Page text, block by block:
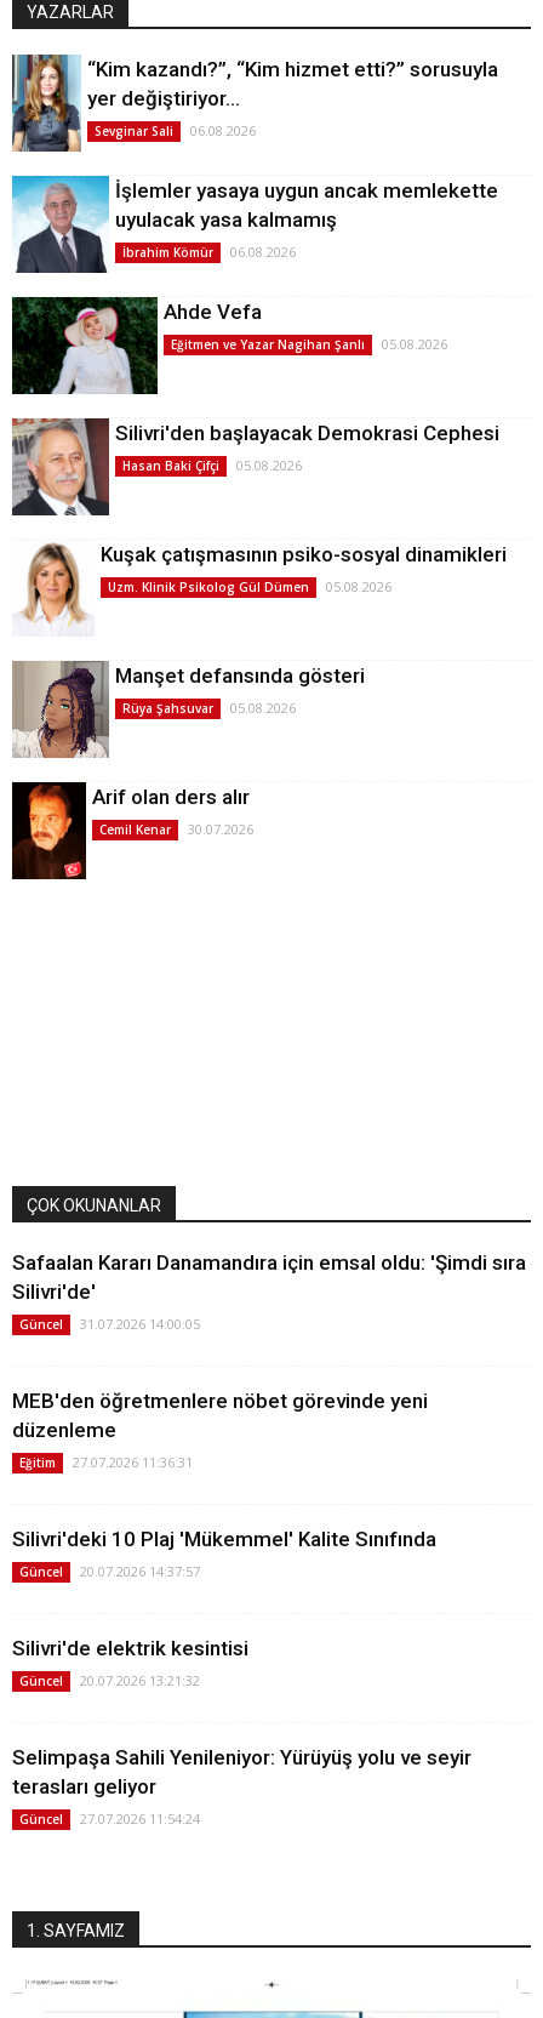
YAZARLAR
“Kim kazandı?”, “Kim hizmet etti?” sorusuyla
yer değiştiriyor…
Sevginar Sali 06.08.2026
İşlemler yasaya uygun ancak memlekette
uyulacak yasa kalmamış
İbrahim Kömür 06.08.2026
Ahde Vefa
Eğitmen ve Yazar Nagihan Şanlı 05.08.2026
Silivri'den başlayacak Demokrasi Cephesi
Hasan Baki Çifçi 05.08.2026
Kuşak çatışmasının psiko-sosyal dinamikleri
Uzm. Klinik Psikolog Gül Dümen 05.08.2026
Manşet defansında gösteri
Rüya Şahsuvar 05.08.2026
Arif olan ders alır
Cemil Kenar 30.07.2026
ÇOK OKUNANLAR
Safaalan Kararı Danamandıra için emsal oldu: 'Şimdi sıra
Silivri'de'
Güncel 31.07.2026 14:00:05
MEB'den öğretmenlere nöbet görevinde yeni
düzenleme
Eğitim 27.07.2026 11:36:31
Silivri'deki 10 Plaj 'Mükemmel' Kalite Sınıfında
Güncel 20.07.2026 14:37:57
Silivri'de elektrik kesintisi
Güncel 20.07.2026 13:21:32
Selimpaşa Sahili Yenileniyor: Yürüyüş yolu ve seyir
terasları geliyor
Güncel 27.07.2026 11:54:24
1. SAYFAMIZ